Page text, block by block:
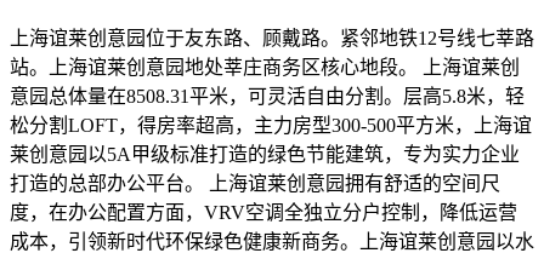
上海谊莱创意园位于友东路、顾戴路。紧邻地铁12号线七莘路
站。上海谊莱创意园地处莘庄商务区核心地段。 上海谊莱创
意园总体量在8508.31平米，可灵活自由分割。层高5.8米，轻
松分割LOFT，得房率超高，主力房型300-500平方米，上海谊
莱创意园以5A甲级标准打造的绿色节能建筑，专为实力企业
打造的总部办公平台。 上海谊莱创意园拥有舒适的空间尺
度，在办公配置方面，VRV空调全独立分户控制，降低运营
成本，引领新时代环保绿色健康新商务。上海谊莱创意园以水